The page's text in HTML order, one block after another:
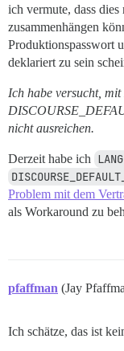
ich vermute, dass
zusammenhängen
Produktionspasswort
deklariert zu sein
Ich habe versucht,
nicht ausreichen.
Derzeit habe ich
Problem mit dem
als Workaround zu
pfaffman (Jay
Ich schätze, das ist